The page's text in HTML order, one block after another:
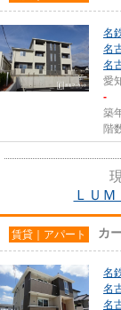
名
名
名
愛
-
築
階
ＬＵ
賃貸｜アパート カ
名
名
名